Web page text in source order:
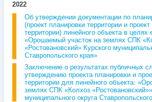
2022
Об утверждении документации по
(проект планировки территории и
территории) линейного объекта в целях
«Орошаемый участок на землях СПК
«Ростовановский» Курского
Ставропольского края»
Заключение о результатах публичных
утверждению проекта планировки и
территории для линейного объекта:
землях СПК «Колхоз
муниципального округа